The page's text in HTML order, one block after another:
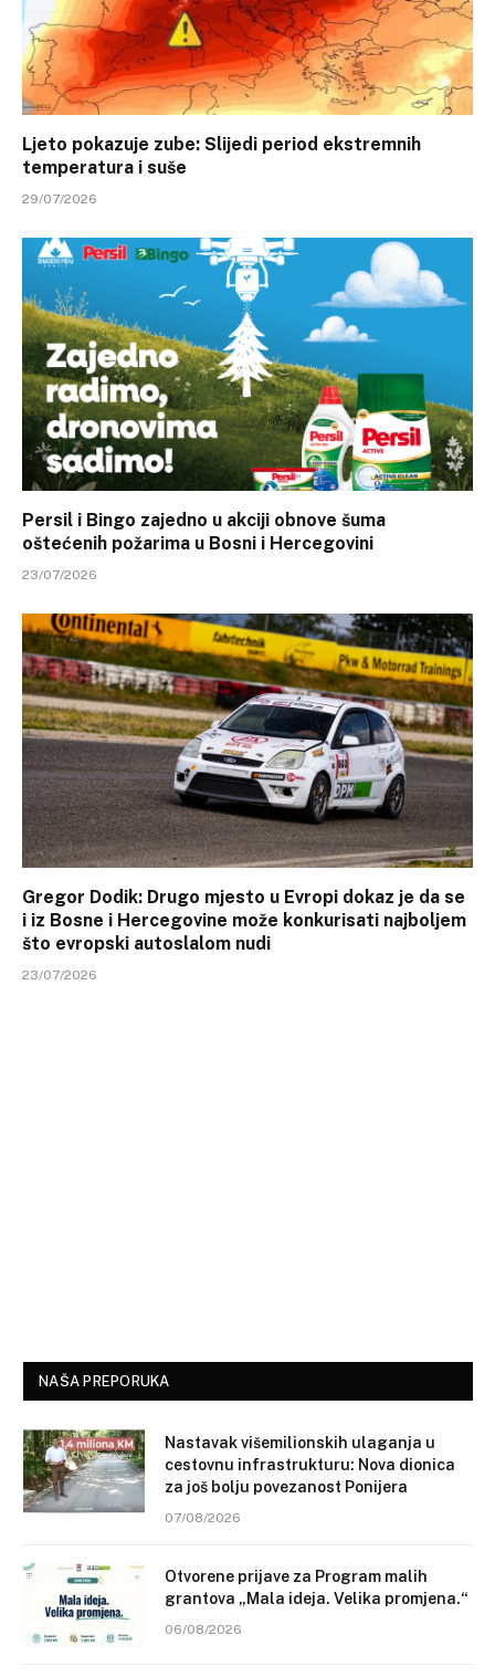
Ljeto pokazuje zube: Slijedi period ekstremnih
temperatura i suše
29/07/2026
Persil i Bingo zajedno u akciji obnove šuma
oštećenih požarima u Bosni i Hercegovini
23/07/2026
Gregor Dodik: Drugo mjesto u Evropi dokaz je da se
i iz Bosne i Hercegovine može konkurisati najboljem
što evropski autoslalom nudi
23/07/2026
NAŠA PREPORUKA
Nastavak višemilionskih ulaganja u
cestovnu infrastrukturu: Nova dionica
za još bolju povezanost Ponijera
07/08/2026
Otvorene prijave za Program malih
grantova „Mala ideja. Velika promjena.“
06/08/2026